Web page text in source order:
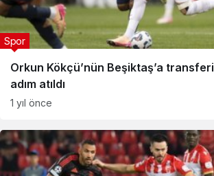
Orkun Kökçü’nün Beşiktaş’a
adım atıldı
Spor
1 yıl önce